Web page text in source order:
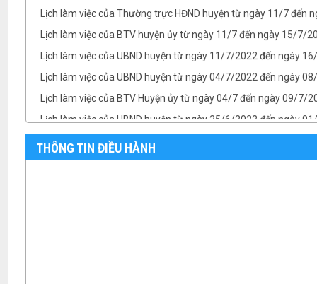
Lịch làm việc của BTV huyện ủy từ ngày 11/7 đến ngày 15/7/
Lịch làm việc của UBND huyện từ ngày 11/7/2022 đến ngày
Lịch làm việc của UBND huyện từ ngày 04/7/2022 đến ngày
Lịch làm việc của BTV Huyện ủy từ ngày 04/7 đến ngày 09/7/
Lịch làm việc của UBND huyện từ ngày 25/6/2022 đến ngày
Lịch làm việc của TT HĐND huyện từ ngày 25/6 đến ngày 01/
Lịch làm việc của BTV Huyện ủy từ ngày 25/6 đến ngày 01/7/
THÔNG TIN ĐIỀU HÀNH